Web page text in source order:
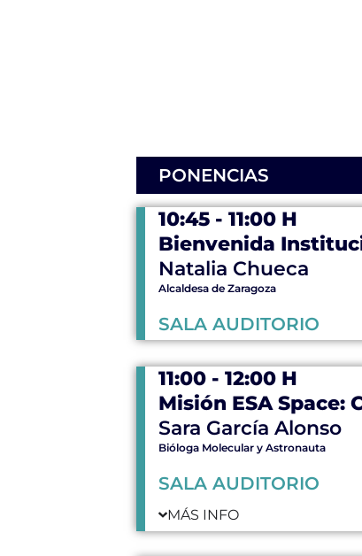
PONENCIAS
10:45 - 11:00 H
Bienvenida
Natalia Chueca
Alcaldesa de Zaragoza
SALA AUDITORIO
11:00 - 12:00 H
Misión ESA Space:
Sara García Alonso
Bióloga Molecular y Astronauta
SALA AUDITORIO
MÁS INFO